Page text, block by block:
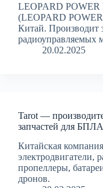
LEOPARD
(LEOPARD
Китай. Производит
радиоуправляемых
20.02.2025
Tarot —
запчастей для БПЛА
Китайская
электродвигатели,
пропеллеры,
дронов.